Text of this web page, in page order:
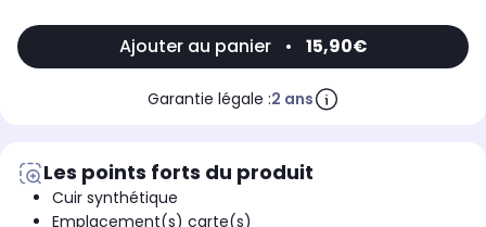
Ajouter au panier • 15,90€
Garantie légale :2 ans
Les points forts du produit
Cuir synthétique
Emplacement(s) carte(s)